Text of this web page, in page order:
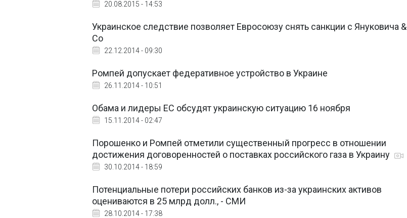
20.08.2015 - 14:53
Украинское следствие позволяет Евросоюзу снять санкции с Януковича &
Co
22.12.2014 - 09:30
Ромпей допускает федеративное устройство в Украине
26.11.2014 - 10:51
Обама и лидеры ЕС обсудят украинскую ситуацию 16 ноября
15.11.2014 - 02:47
Порошенко и Ромпей отметили существенный прогресс в отношении
достижения договоренностей о поставках российского газа в Украину
30.10.2014 - 18:59
Потенциальные потери российских банков из-за украинских активов
оцениваются в 25 млрд долл., - СМИ
28.10.2014 - 17:38